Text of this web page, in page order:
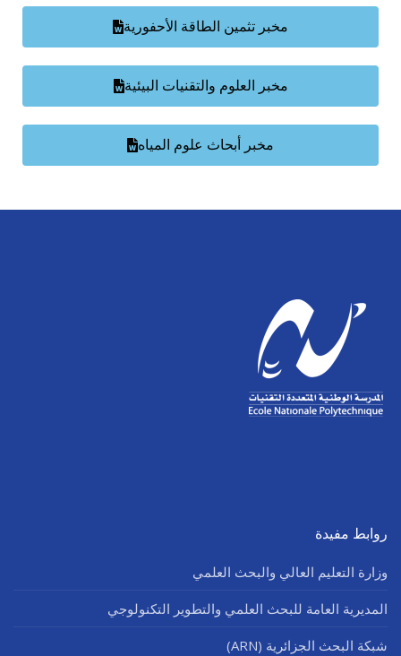
الأقــســــام الـتـحــضـيـريـــة
البرنامج الدراسي
عروض التكوين
التربصات
الشهادات
نماذج ما بعد التدرج
مخبر تثمين الطاقة الأحفورية
مخبر العلوم والتقنيات البيئية
مخبر أبحاث علوم المياه
روابط مفيدة
وزارة التعليم العالي والبحث العلمي
المديرية العامة للبحث العلمي والتطوير التكنولوجي
شبكة البحث الجزائرية (ARN)